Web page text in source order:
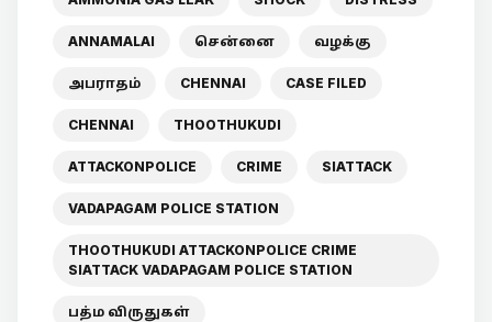
ANNAMALAI சென்னை வழக்கு
அபராதம் CHENNAI CASE FILED
CHENNAI THOOTHUKUDI
ATTACKONPOLICE CRIME SIATTACK
VADAPAGAM POLICE STATION
THOOTHUKUDI ATTACKONPOLICE CRIME
SIATTACK VADAPAGAM POLICE STATION
பத்ம விருதுகள்